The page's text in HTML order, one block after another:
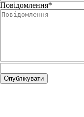
Повідомлення*